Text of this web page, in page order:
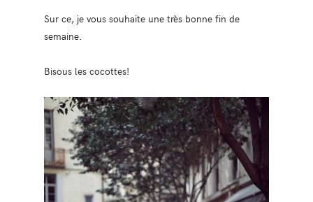
Sur ce, je vous souhaite une très bonne fin de
semaine.
Bisous les cocottes!